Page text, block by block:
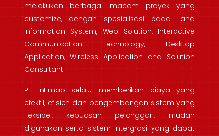
melakukan berbagai macam proyek yang
customize, dengan spesialisasi pada Land
Information System, Web Solution, Interactive
Communication Technology, Desktop
Application, Wireless Application and Solution
Consultant.
PT Intimap selalu memberikan biaya yang
efektif, efisien dan pengembangan sistem yang
fleksibel, kepuasan pelanggan, mudah
digunakan serta sistem intergrasi yang dapat